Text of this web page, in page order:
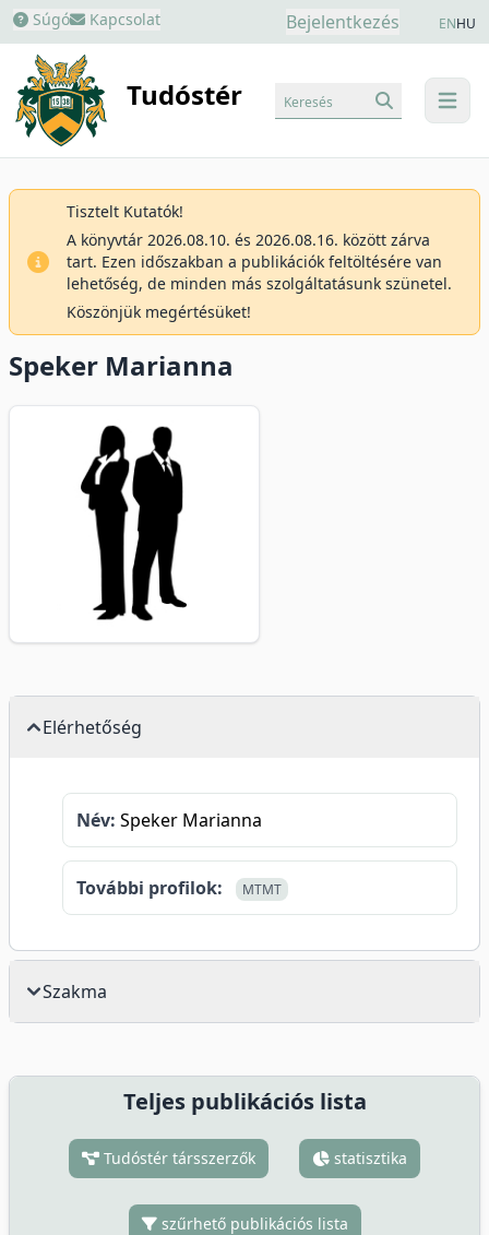
Súgó Kapcsolat Bejelentkezés ENHU
Tudóstér menu
Keresés
Tisztelt Kutatók!
A könyvtár 2026.08.10. és 2026.08.16. között zárva
tart. Ezen időszakban a publikációk feltöltésére van
lehetőség, de minden más szolgáltatásunk szünetel.
Köszönjük megértésüket!
Speker Marianna
Elérhetőség
Név: Speker Marianna
További profilok: MTMT
Szakma
Teljes publikációs lista
Tudóstér társszerzők statisztika
szűrhető publikációs lista